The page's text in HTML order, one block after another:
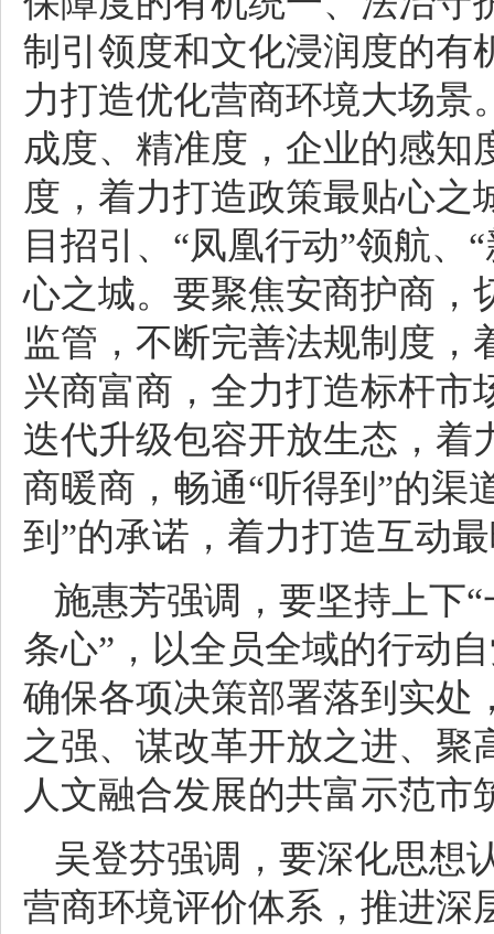
制引领度和文化浸润度的有
力打造优化营商环境大场景
成度、精准度，企业的感知
度，着力打造政策最贴心之
目招引、“凤凰行动”领航、
心之城。要聚焦安商护商，
监管，不断完善法规制度，
兴商富商，全力打造标杆市
迭代升级包容开放生态，着
商暖商，畅通“听得到”的渠
到”的承诺，着力打造互动
施惠芳强调，要坚持上下
条心”，以全员全域的行动
确保各项决策部署落到实处
之强、谋改革开放之进、聚
人文融合发展的共富示范市
吴登芬强调，要深化思想
营商环境评价体系，推进深